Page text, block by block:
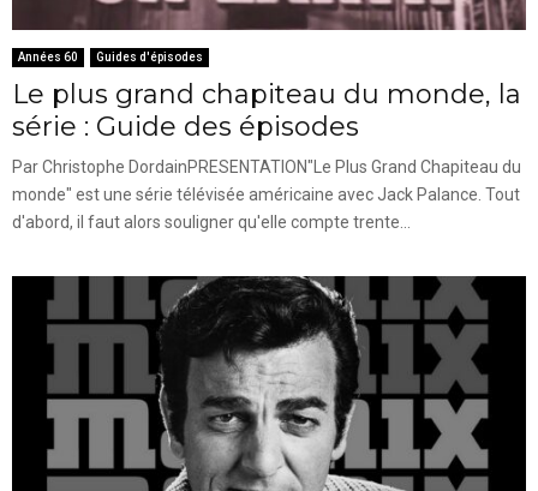
Années 60 Guides d'épisodes
Le plus grand chapiteau du monde, la
série : Guide des épisodes
Par Christophe DordainPRESENTATION"Le Plus Grand Chapiteau du
monde" est une série télévisée américaine avec Jack Palance. Tout
d'abord, il faut alors souligner qu'elle compte trente...